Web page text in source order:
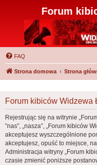
Forum
FAQ
Strona domowa Strona
Forum kibiców Widzewa
Rejestrując się na witrynie
”nas”, „nasza”, „Forum kibiców
akceptujesz wyszczególnione
akceptujesz, opuść to miejsce,
Administracja witryny „Forum
czasie zmienić poniższe